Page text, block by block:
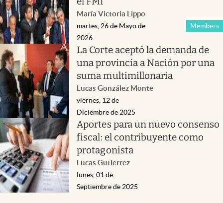
María Victoria Lippo
Members
martes, 26 de Mayo de
2026
La Corte aceptó la demanda de
una provincia a Nación por una
suma multimillonaria
Lucas González Monte
viernes, 12 de
Diciembre de 2025
Aportes para un nuevo consenso
fiscal: el contribuyente como
protagonista
Lucas Gutierrez
lunes, 01 de
Septiembre de 2025